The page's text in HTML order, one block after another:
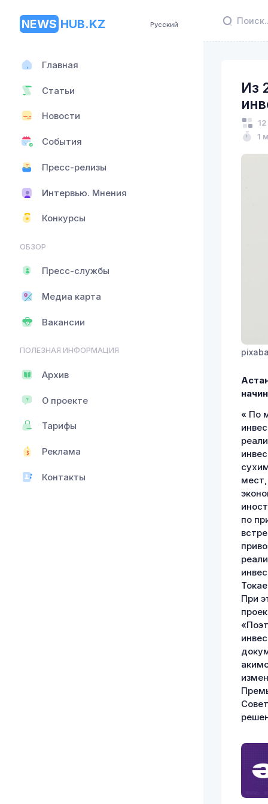
NEWS HUB.KZ Русский
Главная
Статьи
Новости
События
Пресс-релизы
Интервью. Мнения
Конкурсы
ОБЗОР
Пресс-службы
Медиа карта
Вакансии
ПОЛЕЗНАЯ ИНФОРМАЦИЯ
Архив
О проекте
Тарифы
Реклама
Контакты
Из
1
« По
по
При